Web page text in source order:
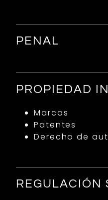
PENAL
PROPIEDAD
Marcas
Patentes
Derecho de
REGULACIÓN